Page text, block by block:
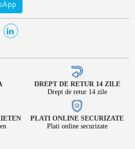
DREPT DE RETUR 14 ZILE
Drept de retur 14 zile
PLATI ONLINE SECURIZATE
Plati online securizate